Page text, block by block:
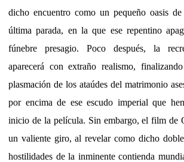
dicho encuentro como un pequeño oasis
última parada, en la que ese repentino
fúnebre presagio. Poco después, la
aparecerá con extraño realismo,
plasmación de los ataúdes del matrimonio
por encima de ese escudo imperial que
inicio de la película. Sin embargo, el film de
un valiente giro, al revelar como dicho
hostilidades de la inminente contienda